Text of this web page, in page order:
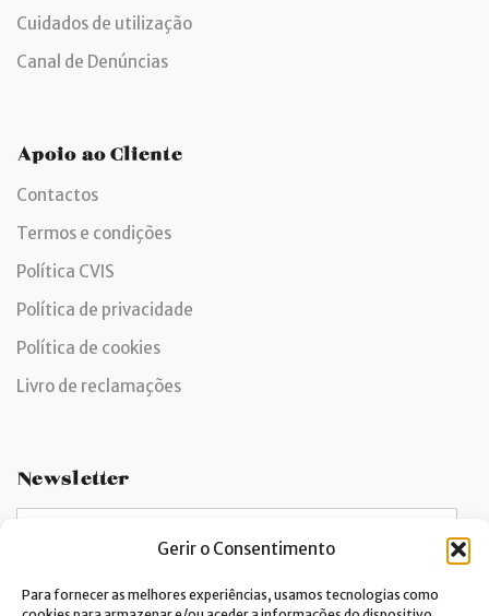
Gerir o Consentimento
Para fornecer as melhores experiências, usamos tecnologias como
Cuidados de utilização
Canal de Denúncias
Apoio ao Cliente
Contactos
Termos e condições
Política CVIS
Política de privacidade
Política de cookies
Livro de reclamações
Newsletter
Dou consentimento ao tratamento de dados e aceito a